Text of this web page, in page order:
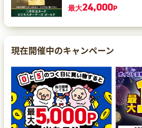
最大24,000P
現在開催中のキャンペーン